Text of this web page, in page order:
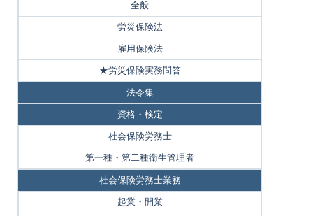
全般
労災保険法
雇用保険法
★労災保険実務問答
法令集
資格・検定
社会保険労務士
第一種・第二種衛生管理者
社会保険労務士業務
起業・開業